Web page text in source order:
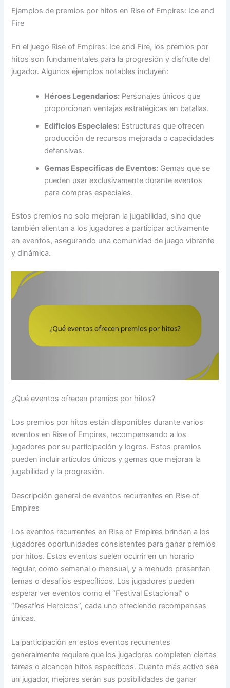
Ejemplos de premios por hitos en Rise of Empires: Ice and
Fire
En el juego Rise of Empires: Ice and Fire, los premios por
hitos son fundamentales para la progresión y disfrute del
jugador. Algunos ejemplos notables incluyen:
Héroes Legendarios: Personajes únicos que
proporcionan ventajas estratégicas en batallas.
Edificios Especiales: Estructuras que ofrecen
producción de recursos mejorada o capacidades
defensivas.
Gemas Específicas de Eventos: Gemas que se
pueden usar exclusivamente durante eventos
para compras especiales.
Estos premios no solo mejoran la jugabilidad, sino que
también alientan a los jugadores a participar activamente
en eventos, asegurando una comunidad de juego vibrante
y dinámica.
¿Qué eventos ofrecen premios por hitos?
Los premios por hitos están disponibles durante varios
eventos en Rise of Empires, recompensando a los
jugadores por su participación y logros. Estos premios
pueden incluir artículos únicos y gemas que mejoran la
jugabilidad y la progresión.
Descripción general de eventos recurrentes en Rise of
Empires
Los eventos recurrentes en Rise of Empires brindan a los
jugadores oportunidades consistentes para ganar premios
por hitos. Estos eventos suelen ocurrir en un horario
regular, como semanal o mensual, y a menudo presentan
temas o desafíos específicos. Los jugadores pueden
esperar ver eventos como el “Festival Estacional” o
“Desafíos Heroicos”, cada uno ofreciendo recompensas
únicas.
La participación en estos eventos recurrentes
generalmente requiere que los jugadores completen ciertas
tareas o alcancen hitos específicos. Cuanto más activo sea
un jugador, mejores serán sus posibilidades de ganar